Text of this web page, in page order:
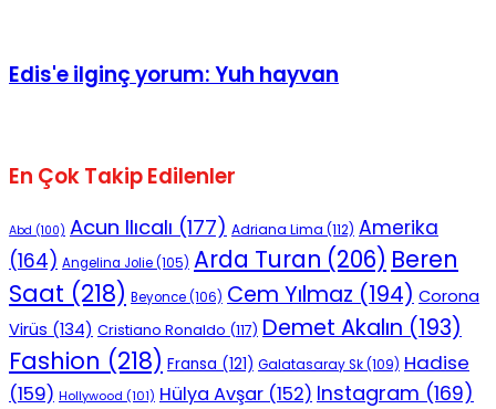
Edis'e ilginç yorum: Yuh hayvan
En Çok Takip Edilenler
Abd (100) Acun Ilıcalı (177) Adriana Lima (112) Amerika
(164) Angelina Jolie(105) Arda Turan (206) Beren
Saat (218) Beyonce(106) Cem Yılmaz (194) Corona
Virüs (134) Cristiano Ronaldo (117) Demet Akalın (193)
Fashion (218) Fransa (121) Galatasaray Sk(109) Hadise
(159) Hollywood (101) Hülya Avşar (152) Instagram (169)